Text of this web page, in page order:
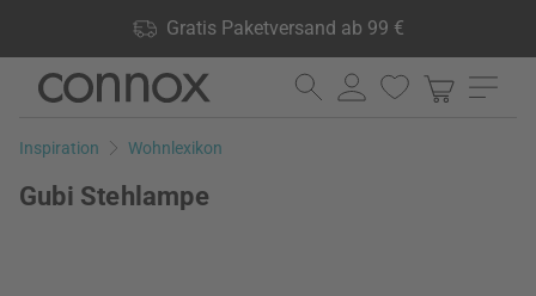
Gratis Paketversand ab 99 €
lagernd, 60 Tage Rückgaberecht
Direkt
Seiteninhalt
Direkt
Suchfeld
Inspiration Wohnlexikon
Gubi Stehlampe